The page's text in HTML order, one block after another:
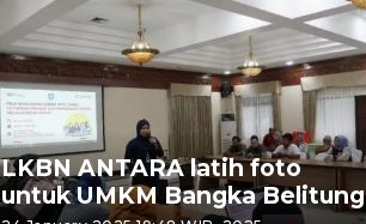
LKBN ANTARA latih foto
untuk UMKM Bangka Belitung